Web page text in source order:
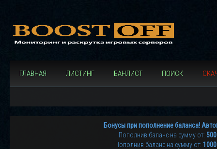
ГЛАВНАЯ ЛИСТИНГ БАНЛИСТ ПОИСК
Бонусы при пополнение баланса!
Пополнив баланс на сумму от:
Пополнив баланс на сумму от: